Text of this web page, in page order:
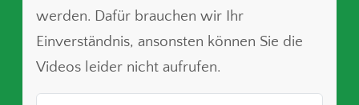
werden. Dafür brauchen wir Ihr
Einverständnis, ansonsten können Sie die
Videos leider nicht aufrufen.